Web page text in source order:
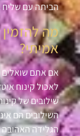
הביתה עם שליח
מה
אמיתי?
אם אתם
לאכול קינוח
שילובים של
השילובים הם
הגלידה האהובה